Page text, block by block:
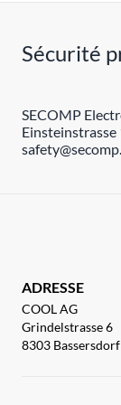
Sécurité
SECOMP
ADRESSE
COOL AG
Grindelstrasse 6
8303 Bassersdorf